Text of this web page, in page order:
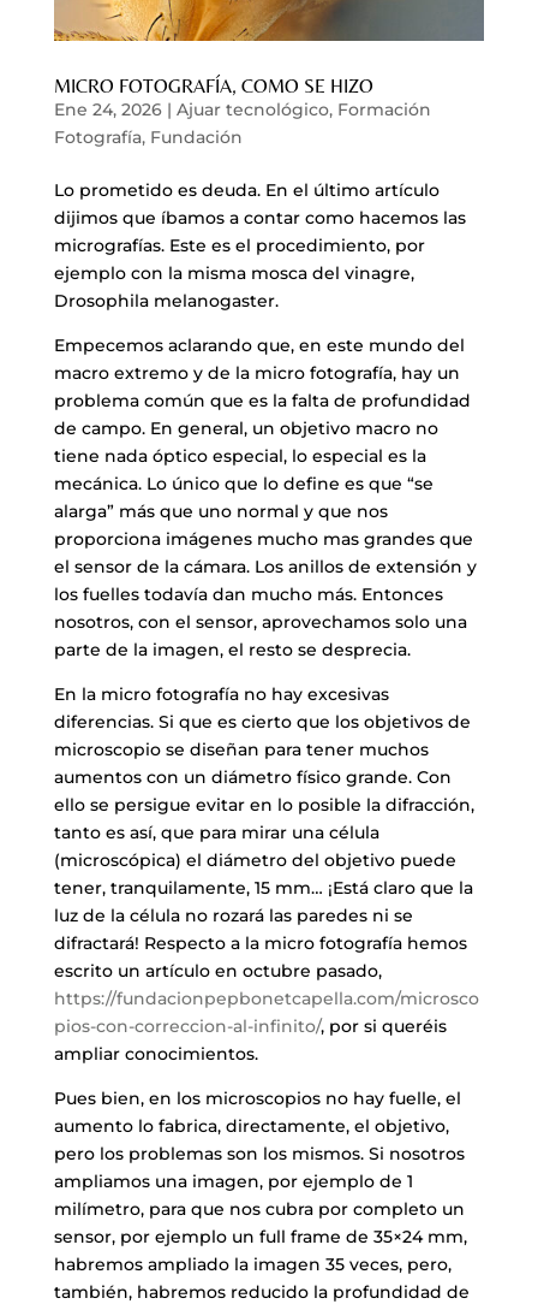
MICRO FOTOGRAFÍA, COMO SE HIZO
Ene 24, 2026| Ajuar tecnológico, Formación
Fotografía, Fundación
Lo prometido es deuda. En el último artículo
dijimos que íbamos a contar como hacemos las
micrografías. Este es el procedimiento, por
ejemplo con la misma mosca del vinagre,
Drosophila melanogaster.
Empecemos aclarando que, en este mundo del
macro extremo y de la micro fotografía, hay un
problema común que es la falta de profundidad
de campo. En general, un objetivo macro no
tiene nada óptico especial, lo especial es la
mecánica. Lo único que lo define es que “se
alarga” más que uno normal y que nos
proporciona imágenes mucho mas grandes que
el sensor de la cámara. Los anillos de extensión y
los fuelles todavía dan mucho más. Entonces
nosotros, con el sensor, aprovechamos solo una
parte de la imagen, el resto se desprecia.
En la micro fotografía no hay excesivas
diferencias. Si que es cierto que los objetivos de
microscopio se diseñan para tener muchos
aumentos con un diámetro físico grande. Con
ello se persigue evitar en lo posible la difracción,
tanto es así, que para mirar una célula
(microscópica) el diámetro del objetivo puede
tener, tranquilamente, 15 mm… ¡Está claro que la
luz de la célula no rozará las paredes ni se
difractará! Respecto a la micro fotografía hemos
escrito un artículo en octubre pasado,
https://fundacionpepbonetcapella.com/microsco
pios-con-correccion-al-infinito/, por si queréis
ampliar conocimientos.
Pues bien, en los microscopios no hay fuelle, el
aumento lo fabrica, directamente, el objetivo,
pero los problemas son los mismos. Si nosotros
ampliamos una imagen, por ejemplo de 1
milímetro, para que nos cubra por completo un
sensor, por ejemplo un full frame de 35×24 mm,
habremos ampliado la imagen 35 veces, pero,
también, habremos reducido la profundidad de